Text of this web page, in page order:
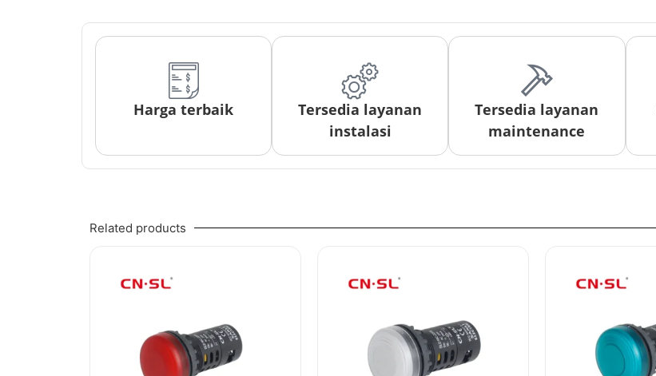
Harga terbaik
Tersedia layanan
instalasi
Tersedia layanan
maintenance
Related products